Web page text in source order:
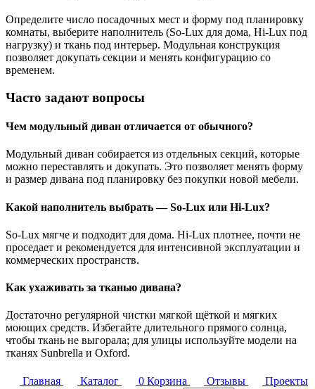
Определите число посадочных мест и форму под планировку
комнаты, выберите наполнитель (So-Lux для дома, Hi-Lux под
нагрузку) и ткань под интерьер. Модульная конструкция
позволяет докупать секции и менять конфигурацию со
временем.
Часто задают вопросы
Чем модульный диван отличается от обычного?
Модульный диван собирается из отдельных секций, которые
можно переставлять и докупать. Это позволяет менять форму
и размер дивана под планировку без покупки новой мебели.
Какой наполнитель выбрать — So-Lux или Hi-Lux?
So-Lux мягче и подходит для дома. Hi-Lux плотнее, почти не
проседает и рекомендуется для интенсивной эксплуатации и
коммерческих пространств.
Как ухаживать за тканью дивана?
Достаточно регулярной чистки мягкой щёткой и мягких
моющих средств. Избегайте длительного прямого солнца,
чтобы ткань не выгорала; для улицы используйте модели на
тканях Sunbrella и Oxford.
Главная Каталог 0 Корзина Отзывы Проекты